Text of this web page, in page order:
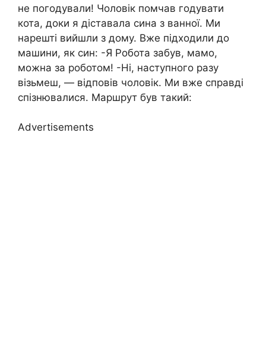
не погодували! Чоловік помчав годувати
кота, доки я діставала сина з ванної. Ми
нарешті вийшли з дому. Вже підходили до
машини, як син: -Я Робота забув, мамо,
можна за роботом! -Ні, наступного разу
візьмеш, — відповів чоловік. Ми вже справді
спізнювалися. Маршрут був такий:
Advertisements